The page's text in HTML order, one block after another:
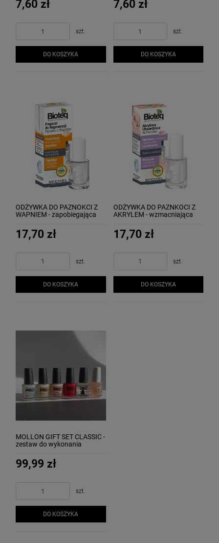
7,60 zł
szt.
DO KOSZYKA
7,60 zł
szt.
DO KOSZYKA
ODŻYWKA DO PAZNOKCI Z
WAPNIEM - zapobiegająca
17,70 zł
szt.
DO KOSZYKA
ODŻYWKA DO PAZNKOCI Z
AKRYLEM - wzmacniająca
17,70 zł
szt.
DO KOSZYKA
MOLLON GIFT SET CLASSIC -
zestaw do wykonania
99,99 zł
szt.
DO KOSZYKA